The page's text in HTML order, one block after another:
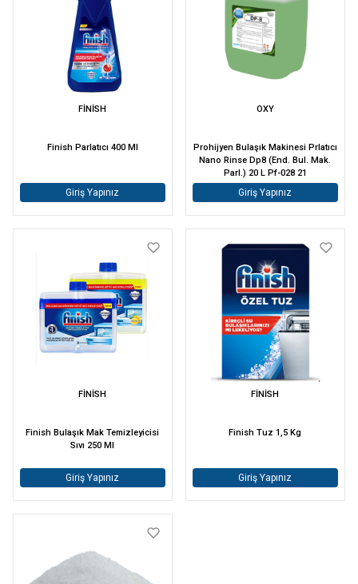
FİNİSH
Finish Parlatıcı 400 Ml
Giriş Yapınız
OXY
Prohijyen Bulaşık Makinesi Prlatıcı
Nano Rinse Dp8 (End. Bul. Mak.
Parl.) 20 L Pf-028 21
Giriş Yapınız
FİNİSH
Finish Bulaşık Mak Temizleyicisi
Sıvı 250 Ml
Giriş Yapınız
FİNİSH
Finish Tuz 1,5 Kg
Giriş Yapınız